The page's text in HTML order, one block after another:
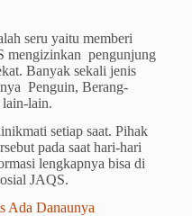
seru yaitu memberi
mengizinkan pengunjung
Banyak sekali jenis
Penguin, Berang-
lain.
setiap saat. Pihak
pada saat hari-hari
lengkapnya bisa di
JAQS.
Ada Danaunya